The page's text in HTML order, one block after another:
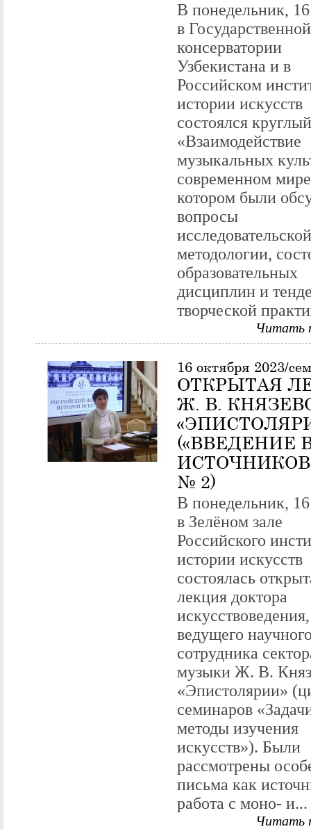
В понедельник,
в Государственной
консерватории
Узбекистана и в
Российском
истории искусств
состоялся
«Взаимодействие
музыкальных
современном
котором были
вопросы
исследовательской
методологии,
образовательных
дисциплин и
творческой
Читать
16 октября 2023/
ОТКРЫТАЯ
Ж. В.
(«ВВЕДЕНИЕ
№ 2)
В понедельник,
в Зелёном зале
Российского
истории искусств
состоялась
лекция доктора
искусствоведения,
ведущего
сотрудника
музыки Ж. В.
«Эпистолярии»
семинаров
методы изучения
искусств»). Были
рассмотрены
письма как
работа с моно- и...
Читать